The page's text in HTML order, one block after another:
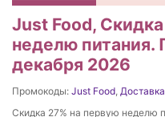
Just Food,
неделю питания.
декабря 2026
Промокоды: Just Food,
Скидка 27% на первую неделю